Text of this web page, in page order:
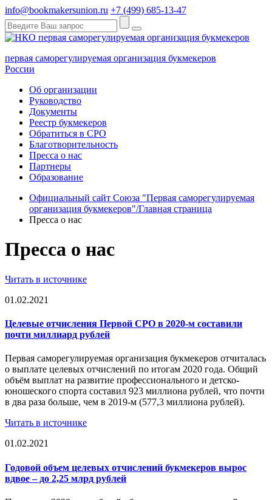
info@bookmakersunion.ru +7 (499) 685-13-47
первая саморегулируемая организация букмекеров
России
Об организации
Руководство
Документы
Реестр букмекеров
Обратиться в СРО
Благотворительность
Пресса о нас
Партнеры
Образование
Официальный сайт Союза "Первая саморегулируемая
организация букмекеров"/Главная страница
Пресса о нас
Пресса о нас
Читать в источнике
01.02.2021
Целевые отчисления Первой СРО в 2020-м составили
почти миллиард рублей
Первая саморегулируемая организация букмекеров отчиталась
о выплате целевых отчислений по итогам 2020 года. Общий
объём выплат на развитие профессионального и детско-
юношеского спорта составил 923 миллиона рублей, что почти
в два раза больше, чем в 2019-м (577,3 миллиона рублей).
Читать в источнике
01.02.2021
Годовой объем целевых отчислений букмекеров вырос
вдвое – до 2,25 млрд рублей